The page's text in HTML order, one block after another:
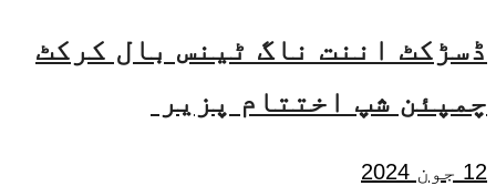
ڈسڑکٹ اننت ناگ ٹینس بال کرکٹ
چمپئن شپ اختتام پزیر
12 جون 2024